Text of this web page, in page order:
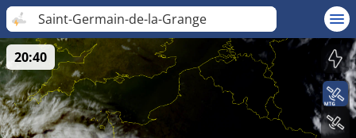
Saint-Germain-de-la-Grange
20:40